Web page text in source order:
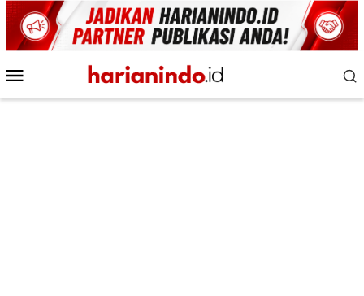
Loncat
ke
konten
Mobile